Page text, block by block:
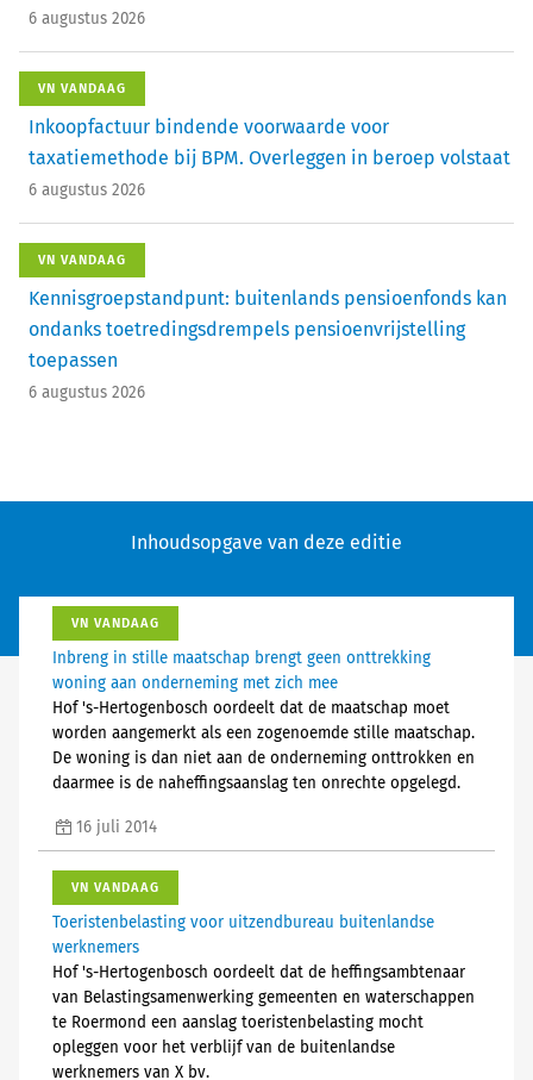
6 augustus 2026
VN VANDAAG
Inkoopfactuur bindende voorwaarde voor
taxatiemethode bij BPM. Overleggen in beroep volstaat
6 augustus 2026
VN VANDAAG
Kennisgroepstandpunt: buitenlands pensioenfonds kan
ondanks toetredingsdrempels pensioenvrijstelling
toepassen
6 augustus 2026
Inhoudsopgave van deze editie
VN VANDAAG
Inbreng in stille maatschap brengt geen onttrekking
woning aan onderneming met zich mee
Hof 's-Hertogenbosch oordeelt dat de maatschap moet
worden aangemerkt als een zogenoemde stille maatschap.
De woning is dan niet aan de onderneming onttrokken en
daarmee is de naheffingsaanslag ten onrechte opgelegd.
16 juli 2014
VN VANDAAG
Toeristenbelasting voor uitzendbureau buitenlandse
werknemers
Hof 's-Hertogenbosch oordeelt dat de heffingsambtenaar
van Belastingsamenwerking gemeenten en waterschappen
te Roermond een aanslag toeristenbelasting mocht
opleggen voor het verblijf van de buitenlandse
werknemers van X bv.